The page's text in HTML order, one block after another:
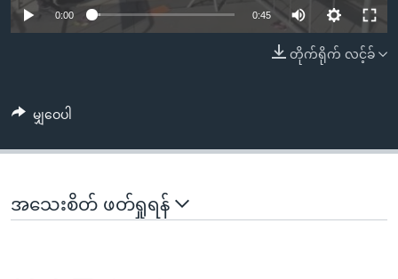
သို့
ကျော်
ရှာဖွေ
နေရာ
ကျော်
ရန်
ဗွီအိုအေ လူမှုကွန်ယက်များ
0:00 0:45
တိုက်ရိုက် လင့်ခ်
မျှဝေပါ
အသေးစိတ် ဖတ်ရှုရန်